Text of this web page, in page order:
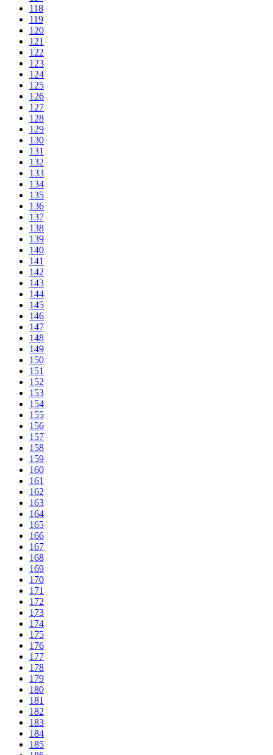
118
119
120
121
122
123
124
125
126
127
128
129
130
131
132
133
134
135
136
137
138
139
140
141
142
143
144
145
146
147
148
149
150
151
152
153
154
155
156
157
158
159
160
161
162
163
164
165
166
167
168
169
170
171
172
173
174
175
176
177
178
179
180
181
182
183
184
185